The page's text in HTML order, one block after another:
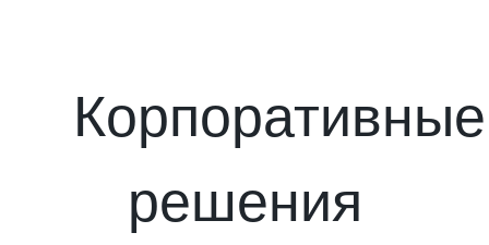
Корпоративные
решения